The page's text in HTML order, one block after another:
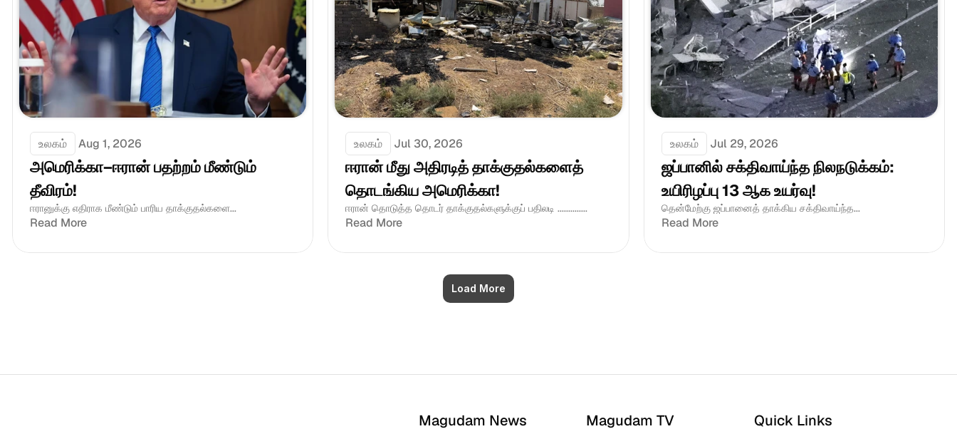
உலகம் Aug 1, 2026
அமெரிக்கா–ஈரான் பதற்றம் மீண்டும்
தீவிரம்!
ஈரானுக்கு எதிராக மீண்டும் பாரிய தாக்குதல்களை...
Read More
உலகம் Jul 30, 2026
ஈரான் மீது அதிரடித் தாக்குதல்களைத்
தொடங்கிய அமெரிக்கா!
ஈரான் தொடுத்த தொடர் தாக்குதல்களுக்குப் பதிலடி ..............
Read More
உலகம் Jul 29, 2026
ஜப்பானில் சக்திவாய்ந்த நிலநடுக்கம்:
உயிரிழப்பு 13 ஆக உயர்வு!
தென்மேற்கு ஜப்பானைத் தாக்கிய சக்திவாய்ந்த...
Read More
Load More
Magudam News Magudam TV Quick Links